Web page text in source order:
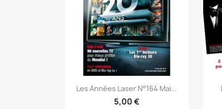
Aperçu rapide
Les Années Laser N°164 Mai...
5,00 €